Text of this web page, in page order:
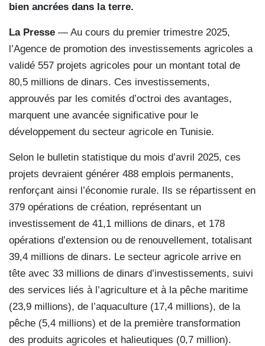
bien ancrées dans la terre.
La Presse — Au cours du premier trimestre 2025,
l’Agence de promotion des investissements agricoles a
validé 557 projets agricoles pour un montant total de
80,5 millions de dinars. Ces investissements,
approuvés par les comités d’octroi des avantages,
marquent une avancée significative pour le
développement du secteur agricole en Tunisie.
Selon le bulletin statistique du mois d’avril 2025, ces
projets devraient générer 488 emplois permanents,
renforçant ainsi l’économie rurale. Ils se répartissent en
379 opérations de création, représentant un
investissement de 41,1 millions de dinars, et 178
opérations d’extension ou de renouvellement, totalisant
39,4 millions de dinars. Le secteur agricole arrive en
tête avec 33 millions de dinars d’investissements, suivi
des services liés à l’agriculture et à la pêche maritime
(23,9 millions), de l’aquaculture (17,4 millions), de la
pêche (5,4 millions) et de la première transformation
des produits agricoles et halieutiques (0,7 million).